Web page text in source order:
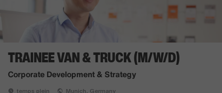
TRAINEE VAN & TRUCK (M/W/D)
Corporate Development & Strategy
temps plein Munich, Germany